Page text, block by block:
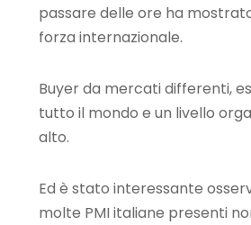
passare delle ore ha
forza internazionale.
Buyer da mercati differenti,
tutto il mondo e un livello
alto.
Ed è stato interessante
molte PMI italiane presenti